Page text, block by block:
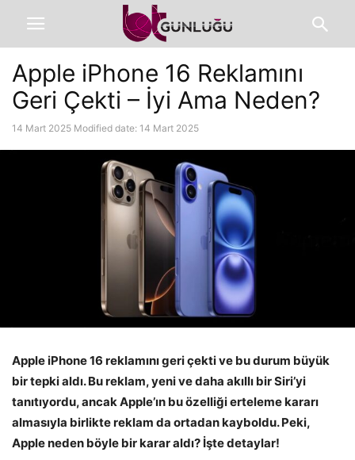
Apple iPhone 16 Reklamını
Geri Çekti – İyi Ama Neden?
14 Mart 2025 Modified date: 14 Mart 2025
Apple iPhone 16 reklamını geri çekti ve bu durum büyük
bir tepki aldı. Bu reklam, yeni ve daha akıllı bir Siri’yi
tanıtıyordu, ancak Apple’ın bu özelliği erteleme kararı
almasıyla birlikte reklam da ortadan kayboldu. Peki,
Apple neden böyle bir karar aldı? İşte detaylar!